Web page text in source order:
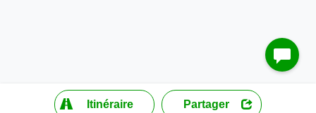
MapLibre OpenStreetMap contributors
Itinéraire Partager